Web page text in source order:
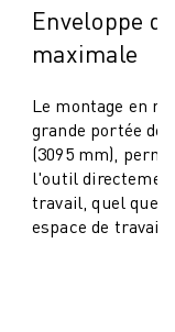
Enveloppe
maximale
Le montage en
grande portée de
(3095 mm),
l'outil
travail, quel que
espace de travail.